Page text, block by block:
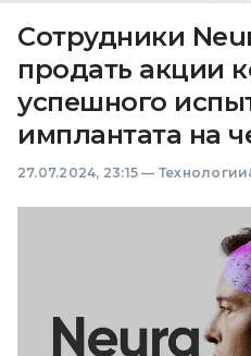
Сотрудники
продать акции
успешного
имплантата на
27.07.2024, 23:15 —